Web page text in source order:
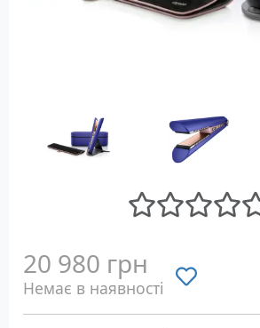
20 980 грн
Немає в наявності